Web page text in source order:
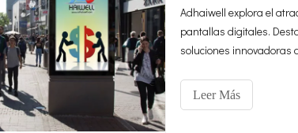
Adhaiwell explora el
pantallas digitales.
soluciones innovadoras
Leer Más